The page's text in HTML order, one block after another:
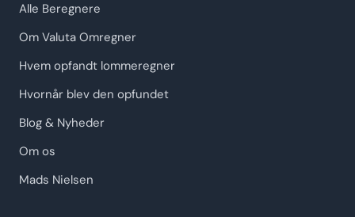
Alle Beregnere
Om Valuta Omregner
Hvem opfandt lommeregner
Hvornår blev den opfundet
Blog & Nyheder
Om os
Mads Nielsen